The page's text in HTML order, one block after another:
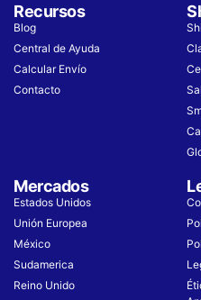
Recursos
Blog
Central de Ayuda
Calcular Envío
Contacto
Mercados
Estados Unidos
Unión Europea
México
Sudamerica
Reino Unido